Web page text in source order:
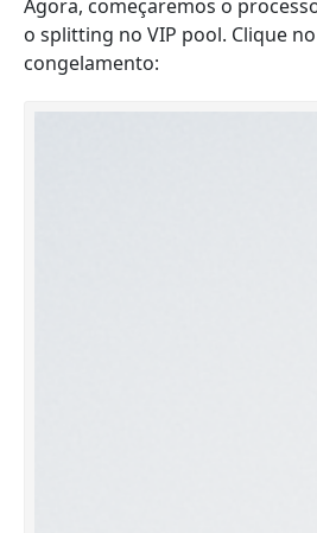
Agora, começaremos o
o splitting no VIP pool. Clique
congelamento: